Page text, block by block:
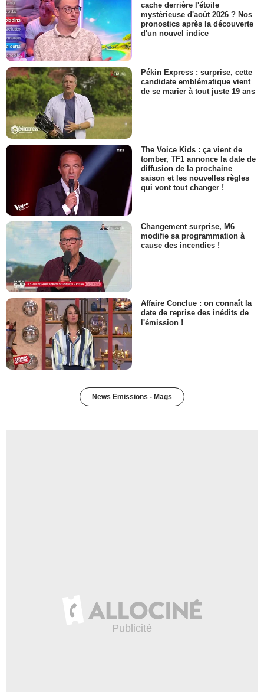
cache derrière l'étoile
mystérieuse d'août 2026 ? Nos
pronostics après la découverte
d'un nouvel indice
Pékin Express : surprise, cette
candidate emblématique vient
de se marier à tout juste 19 ans
The Voice Kids : ça vient de
tomber, TF1 annonce la date de
diffusion de la prochaine
saison et les nouvelles règles
qui vont tout changer !
Changement surprise, M6
modifie sa programmation à
cause des incendies !
Affaire Conclue : on connaît la
date de reprise des inédits de
l'émission !
News Emissions - Mags